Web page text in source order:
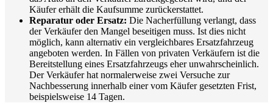
Käufer erhält die Kaufsumme zurückerstattet.
Reparatur oder Ersatz: Die Nacherfüllung verlangt, dass
der Verkäufer den Mangel beseitigen muss. Ist dies nicht
möglich, kann alternativ ein vergleichbares Ersatzfahrzeug
angeboten werden. In Fällen von privaten Verkäufern ist die
Bereitstellung eines Ersatzfahrzeugs eher unwahrscheinlich.
Der Verkäufer hat normalerweise zwei Versuche zur
Nachbesserung innerhalb einer vom Käufer gesetzten Frist,
beispielsweise 14 Tagen.